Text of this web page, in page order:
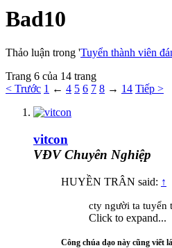
Bad10
Thảo luận trong 'Tuyển thành viên
Trang 6 của 14 trang
< Trước 1 ← 4 5 6 7 8 → 14 Tiếp >
vitcon
VĐV Chuyên Nghiệp
HUYỀN TRÂN said: ↑
cty người ta tuyển
Click to expand...
Công chúa dạo này cũng viết